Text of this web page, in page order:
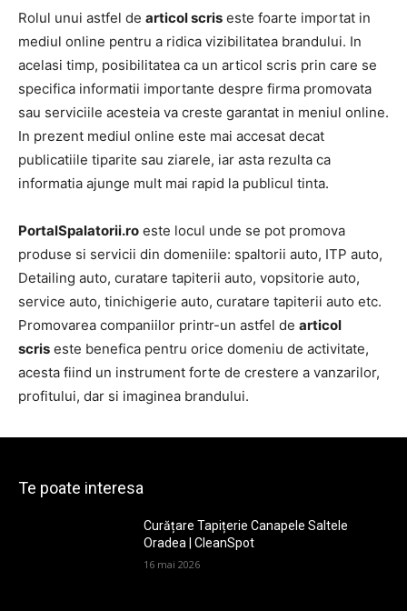
Rolul unui astfel de articol scris este foarte importat in
mediul online pentru a ridica vizibilitatea brandului. In
acelasi timp, posibilitatea ca un articol scris prin care se
specifica informatii importante despre firma promovata
sau serviciile acesteia va creste garantat in meniul online.
In prezent mediul online este mai accesat decat
publicatiile tiparite sau ziarele, iar asta rezulta ca
informatia ajunge mult mai rapid la publicul tinta.
PortalSpalatorii.ro este locul unde se pot promova
produse si servicii din domeniile: spaltorii auto, ITP auto,
Detailing auto, curatare tapiterii auto, vopsitorie auto,
service auto, tinichigerie auto, curatare tapiterii auto etc.
Promovarea companiilor printr-un astfel de articol
scris este benefica pentru orice domeniu de activitate,
acesta fiind un instrument forte de crestere a vanzarilor,
profitului, dar si imaginea brandului.
Te poate interesa
Curățare Tapițerie Canapele Saltele
Oradea | CleanSpot
16 mai 2026